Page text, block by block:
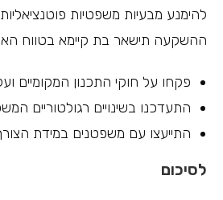
להימנע מבעיות משפטיות
ההשקעה תישאר בת קיימא בטווח
פקחו על חוקי התכנון המקומיים
התעדכנו בשינויים רגולטוריים
התייעצו עם משפטנים במידת
לסיכום